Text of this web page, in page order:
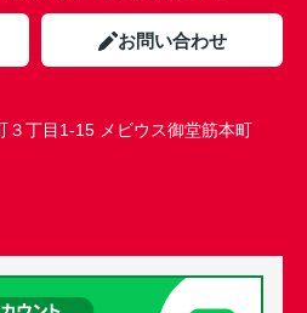
お問い合わせ
３丁目1-15 メビウス御堂筋本町